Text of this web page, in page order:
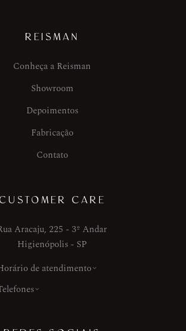
REISMAN
Conheça a Reisman
Showroom
Depoimentos
Fabricação
Contato
CARE
Aracaju, 225 - 3º Andar
Higienópolis - SP
de atendimento